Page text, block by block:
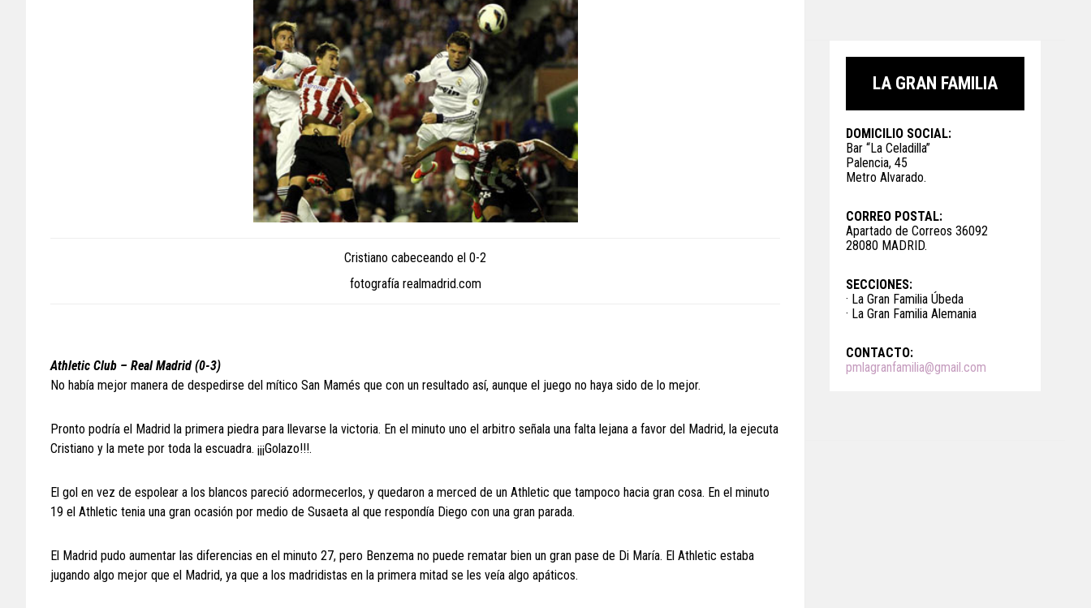
Cristiano cabeceando el 0-2
fotografía realmadrid.com
Athletic Club – Real Madrid (0-3)
No había mejor manera de despedirse del mítico San Mamés que con un resultado así, aunque el juego no haya sido de lo mejor.
Pronto podría el Madrid la primera piedra para llevarse la victoria. En el minuto uno el arbitro señala una falta lejana a favor del Madrid, la ejecuta
Cristiano y la mete por toda la escuadra. ¡¡¡Golazo!!!.
El gol en vez de espolear a los blancos pareció adormecerlos, y quedaron a merced de un Athletic que tampoco hacia gran cosa. En el minuto
19 el Athletic tenia una gran ocasión por medio de Susaeta al que respondía Diego con una gran parada.
El Madrid pudo aumentar las diferencias en el minuto 27, pero Benzema no puede rematar bien un gran pase de Di María. El Athletic estaba
jugando algo mejor que el Madrid, ya que a los madridistas en la primera mitad se les veía algo apáticos.
LA GRAN FAMILIA
DOMICILIO SOCIAL:
Bar “La Celadilla”
Palencia, 45
Metro Alvarado.
CORREO POSTAL:
Apartado de Correos 36092
28080 MADRID.
SECCIONES:
· La Gran Familia Úbeda
· La Gran Familia Alemania
CONTACTO:
pmlagranfamilia@gmail.com